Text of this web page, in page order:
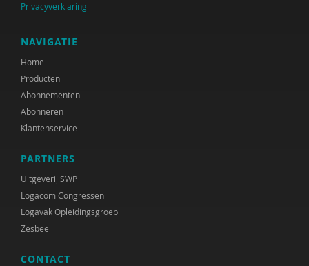
Privacyverklaring
NAVIGATIE
Home
Producten
Abonnementen
Abonneren
Klantenservice
PARTNERS
Uitgeverij SWP
Logacom Congressen
Logavak Opleidingsgroep
Zesbee
CONTACT